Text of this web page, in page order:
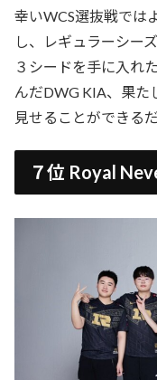
幸いWCS選抜戦では
し、レギュラーシー
３シードを手に入れ
んだDWG KIA、果た
見せることができるだ
７位 Royal